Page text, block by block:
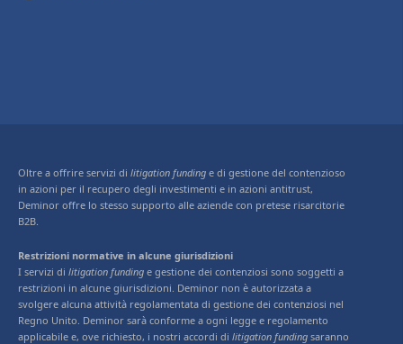
Oltre a offrire servizi di litigation funding e di gestione del contenzioso
in azioni per il recupero degli investimenti e in azioni antitrust,
Deminor offre lo stesso supporto alle aziende con pretese risarcitorie
B2B.
Restrizioni normative in alcune giurisdizioni
I servizi di litigation funding e gestione dei contenziosi sono soggetti a
restrizioni in alcune giurisdizioni. Deminor non è autorizzata a
svolgere alcuna attività regolamentata di gestione dei contenziosi nel
Regno Unito. Deminor sarà conforme a ogni legge e regolamento
applicabile e, ove richiesto, i nostri accordi di litigation funding saranno